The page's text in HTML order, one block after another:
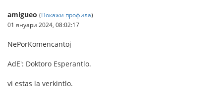
amigueo (Покажи профила)
01 януари 2024, 08:02:17
NePorKomencantoj
AdE': Doktoro Esperantlo.
vi estas la verkintlo.